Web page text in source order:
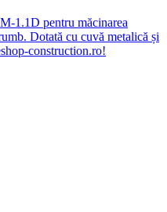
1.1D pentru măcinarea
Dotată cu cuvă metalică și
construction.ro!